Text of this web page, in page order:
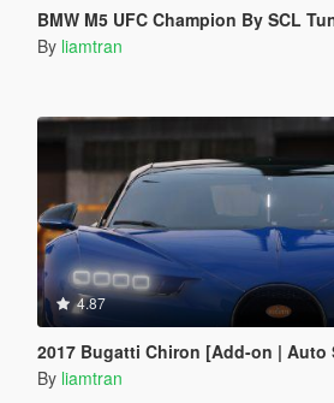
BMW M5 UFC Champion By SCL
By liamtran
4.87
2017 Bugatti Chiron [Add-on | Auto
By liamtran